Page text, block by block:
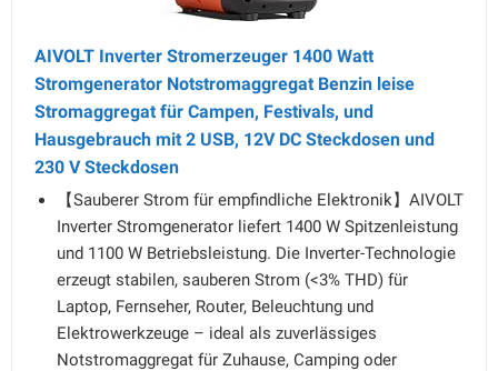
AIVOLT Inverter Stromerzeuger 1400 Watt
Stromgenerator Notstromaggregat Benzin leise
Stromaggregat für Campen, Festivals, und
Hausgebrauch mit 2 USB, 12V DC Steckdosen und
230 V Steckdosen
【Sauberer Strom für empfindliche Elektronik】AIVOLT
Inverter Stromgenerator liefert 1400 W Spitzenleistung
und 1100 W Betriebsleistung. Die Inverter-Technologie
erzeugt stabilen, sauberen Strom (<3% THD) für
Laptop, Fernseher, Router, Beleuchtung und
Elektrowerkzeuge – ideal als zuverlässiges
Notstromaggregat für Zuhause, Camping oder